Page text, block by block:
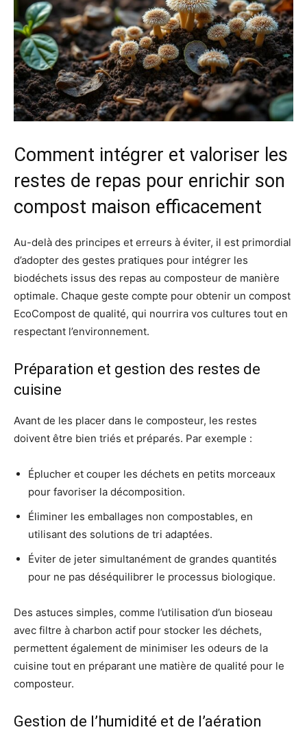
Comment intégrer et valoriser les
restes de repas pour enrichir son
compost maison efficacement
Au-delà des principes et erreurs à éviter, il est primordial
d’adopter des gestes pratiques pour intégrer les
biodéchets issus des repas au composteur de manière
optimale. Chaque geste compte pour obtenir un compost
EcoCompost de qualité, qui nourrira vos cultures tout en
respectant l’environnement.
Préparation et gestion des restes de
cuisine
Avant de les placer dans le composteur, les restes
doivent être bien triés et préparés. Par exemple :
Éplucher et couper les déchets en petits morceaux
pour favoriser la décomposition.
Éliminer les emballages non compostables, en
utilisant des solutions de tri adaptées.
Éviter de jeter simultanément de grandes quantités
pour ne pas déséquilibrer le processus biologique.
Des astuces simples, comme l’utilisation d’un bioseau
avec filtre à charbon actif pour stocker les déchets,
permettent également de minimiser les odeurs de la
cuisine tout en préparant une matière de qualité pour le
composteur.
Gestion de l’humidité et de l’aération